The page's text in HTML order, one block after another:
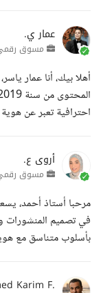
عمار ي.
مسوق
أهلا بيك، أنا عمار
احترافية تعبر عن
أروى ع.
مسوق
مرحبا أستاذ أحمد،
في تصميم المنشورات
بأسلوب متناسق مع
Karim F.